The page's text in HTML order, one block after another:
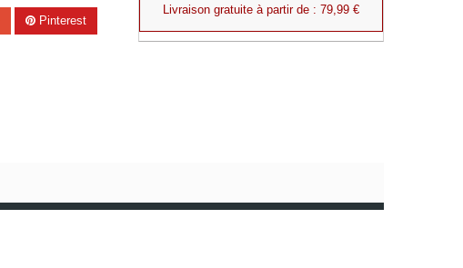
Pinterest
Livraison gratuite à partir de : 79,99 €